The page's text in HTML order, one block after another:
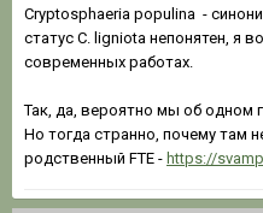
Cryptosphaeria populina -
статус C. ligniota непонятен, я
современных работах.
Так, да, вероятно мы об одном
Но тогда странно, почему там
родственный FTE - https://